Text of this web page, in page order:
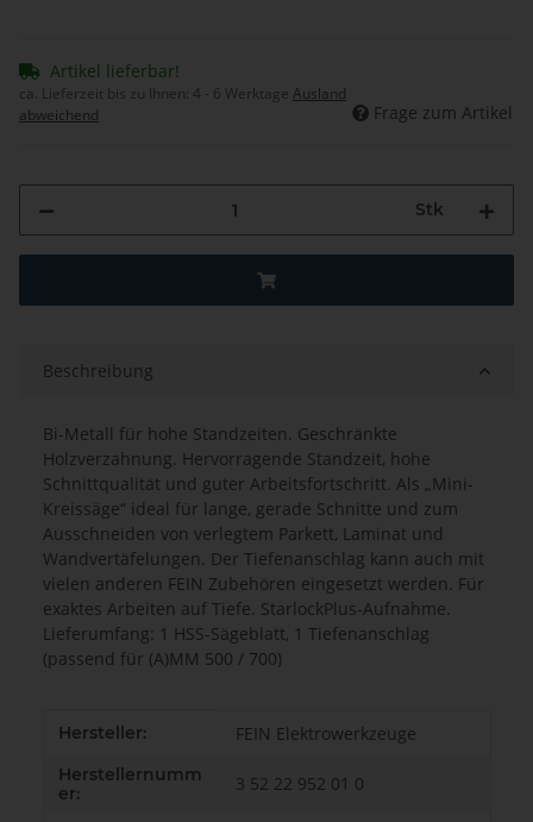
Artikel lieferbar!
ca. Lieferzeit bis zu Ihnen: 4 - 6 Werktage Ausland
abweichend
Frage zum Artikel
Stk
Beschreibung
Bi-Metall für hohe Standzeiten. Geschränkte
Holzverzahnung. Hervorragende Standzeit, hohe
Schnittqualität und guter Arbeitsfortschritt. Als „Mini-
Kreissäge“ ideal für lange, gerade Schnitte und zum
Ausschneiden von verlegtem Parkett, Laminat und
Wandvertäfelungen. Der Tiefenanschlag kann auch mit
vielen anderen FEIN Zubehören eingesetzt werden. Für
exaktes Arbeiten auf Tiefe. StarlockPlus-Aufnahme.
Lieferumfang: 1 HSS-Sägeblatt, 1 Tiefenanschlag
(passend für (A)MM 500 / 700)
Produkteigenschaft
Wert
Hersteller: FEIN Elektrowerkzeuge
Herstellernumm
er:
3 52 22 952 01 0